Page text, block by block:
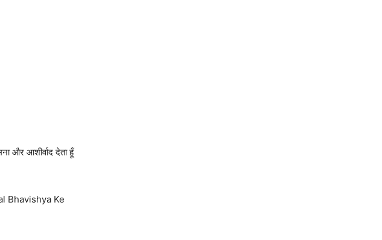
और आशीर्वाद देता हूँ
Bhavishya Ke